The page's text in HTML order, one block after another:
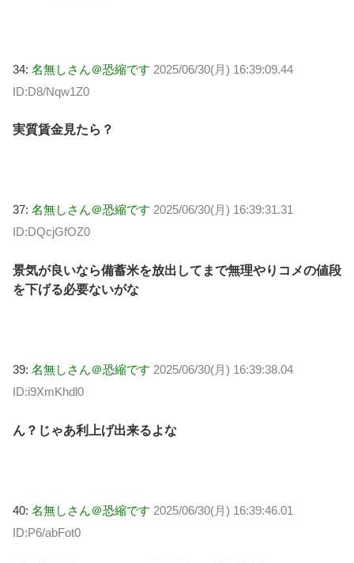
34: 名無しさん＠恐縮です 2025/06/30(月) 16:39:09.44
ID:D8/Nqw1Z0
実質賃金見たら？
37: 名無しさん＠恐縮です 2025/06/30(月) 16:39:31.31
ID:DQcjGfOZ0
景気が良いなら備蓄米を放出してまで無理やりコメの値段
を下げる必要ないがな
39: 名無しさん＠恐縮です 2025/06/30(月) 16:39:38.04
ID:i9XmKhdl0
ん？じゃあ利上げ出来るよな
40: 名無しさん＠恐縮です 2025/06/30(月) 16:39:46.01
ID:P6/abFot0